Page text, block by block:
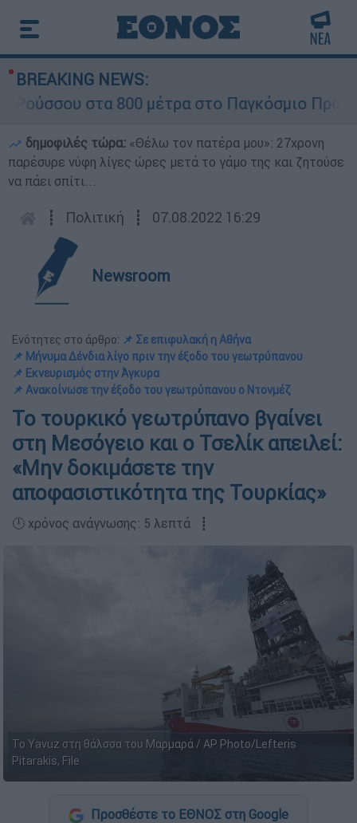
BREAKING NEWS:
στα 800 μέτρα στο Παγκόσμιο
δημοφιλές τώρα: «Θέλω τον πατέρα μου»: 27χρονη
παρέσυρε νύφη λίγες ώρες μετά το γάμο της και ζητούσε
να πάει σπίτι...
┋ Πολιτική ┋ 07.08.2022 16:29
Newsroom
Ενότητες στο άρθρο: 📌 Σε επιφυλακή η Αθήνα
📌 Μήνυμα Δένδια λίγο πριν την έξοδο του γεωτρύπανου
📌 Εκνευρισμός στην Άγκυρα
📌 Ανακοίνωσε την έξοδο του γεωτρύπανου ο Ντονμέζ
Το τουρκικό γεωτρύπανο βγαίνει
στη Μεσόγειο και ο Τσελίκ απειλεί:
«Μην δοκιμάσετε την
αποφασιστικότητα της Τουρκίας»
🕛 χρόνος ανάγνωσης: 5 λεπτά ┋
Το Yavuz στη θάλσσα του Μαρμαρά / AP Photo/Lefteris
Pitarakis, File
Προσθέστε το ΕΘΝΟΣ στη Google